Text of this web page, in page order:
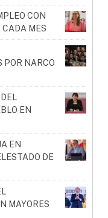
CON
CADA MES
POR NARCO
EN
EN
DE
MAYORES